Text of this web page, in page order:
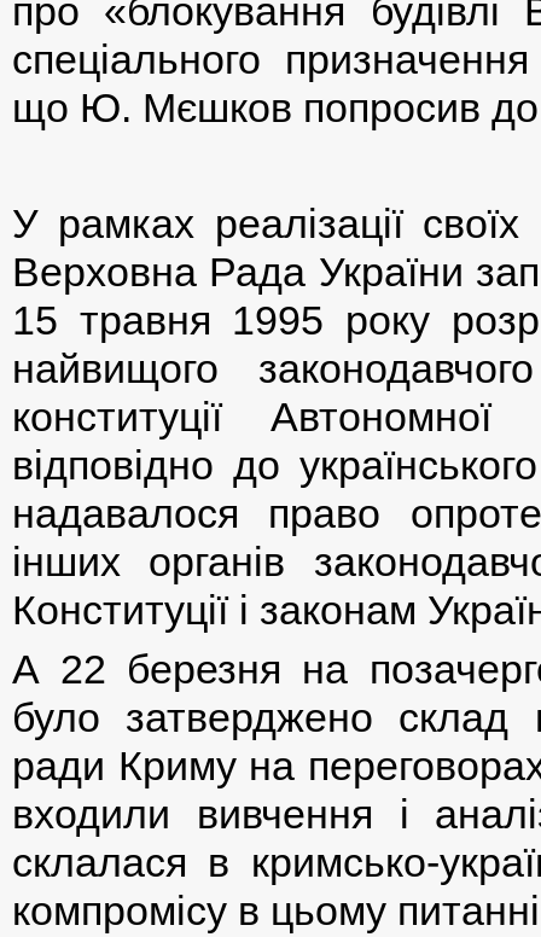
про «блокування
спеціального
що Ю. Мєшков попросив
У рамках реалізації
Верховна Рада України
15 травня 1995 року
найвищого
конституції
відповідно до
надавалося право
інших органів
Конституції і законам
А 22 березня на
було затверджено склад
ради Криму на
входили вивчення і
склалася в кримсько-
компромісу в цьому